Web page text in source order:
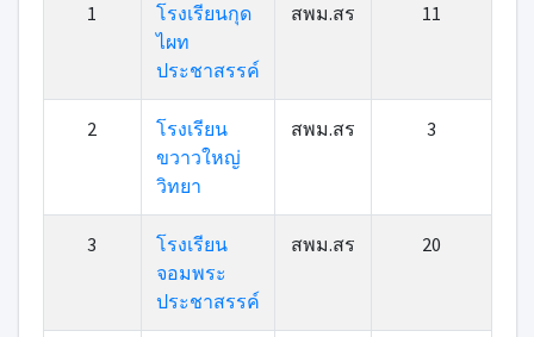
1
โรงเรียนกุด
ไผท
ประชาสรรค์
สพม.สร 11
2
โรงเรียน
ขวาวใหญ่
วิทยา
สพม.สร 3
3
โรงเรียน
จอมพระ
ประชาสรรค์
สพม.สร 20